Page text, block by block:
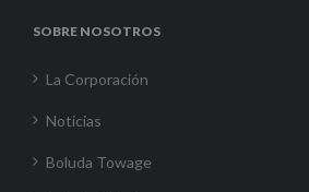
SOBRE NOSOTROS
La Corporación
Noticias
Boluda Towage